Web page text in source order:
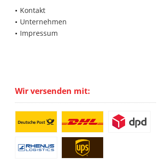
Kontakt
Unternehmen
Impressum
Wir versenden mit: